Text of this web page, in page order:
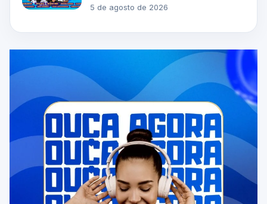
5 de agosto de 2026